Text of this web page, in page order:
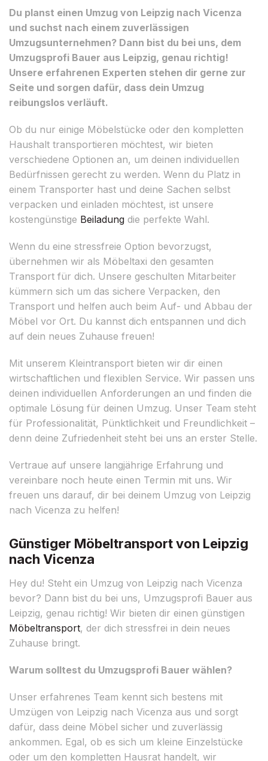
Du planst einen Umzug von Leipzig nach Vicenza
und suchst nach einem zuverlässigen
Umzugsunternehmen? Dann bist du bei uns, dem
Umzugsprofi Bauer aus Leipzig, genau richtig!
Unsere erfahrenen Experten stehen dir gerne zur
Seite und sorgen dafür, dass dein Umzug
reibungslos verläuft.
Ob du nur einige Möbelstücke oder den kompletten
Haushalt transportieren möchtest, wir bieten
verschiedene Optionen an, um deinen individuellen
Bedürfnissen gerecht zu werden. Wenn du Platz in
einem Transporter hast und deine Sachen selbst
verpacken und einladen möchtest, ist unsere
kostengünstige Beiladung die perfekte Wahl.
Wenn du eine stressfreie Option bevorzugst,
übernehmen wir als Möbeltaxi den gesamten
Transport für dich. Unsere geschulten Mitarbeiter
kümmern sich um das sichere Verpacken, den
Transport und helfen auch beim Auf- und Abbau der
Möbel vor Ort. Du kannst dich entspannen und dich
auf dein neues Zuhause freuen!
Mit unserem Kleintransport bieten wir dir einen
wirtschaftlichen und flexiblen Service. Wir passen uns
deinen individuellen Anforderungen an und finden die
optimale Lösung für deinen Umzug. Unser Team steht
für Professionalität, Pünktlichkeit und Freundlichkeit –
denn deine Zufriedenheit steht bei uns an erster Stelle.
Vertraue auf unsere langjährige Erfahrung und
vereinbare noch heute einen Termin mit uns. Wir
freuen uns darauf, dir bei deinem Umzug von Leipzig
nach Vicenza zu helfen!
Günstiger Möbeltransport von Leipzig
nach Vicenza
Hey du! Steht ein Umzug von Leipzig nach Vicenza
bevor? Dann bist du bei uns, Umzugsprofi Bauer aus
Leipzig, genau richtig! Wir bieten dir einen günstigen
Möbeltransport, der dich stressfrei in dein neues
Zuhause bringt.
Warum solltest du Umzugsprofi Bauer wählen?
Unser erfahrenes Team kennt sich bestens mit
Umzügen von Leipzig nach Vicenza aus und sorgt
dafür, dass deine Möbel sicher und zuverlässig
ankommen. Egal, ob es sich um kleine Einzelstücke
oder um den kompletten Hausrat handelt, wir